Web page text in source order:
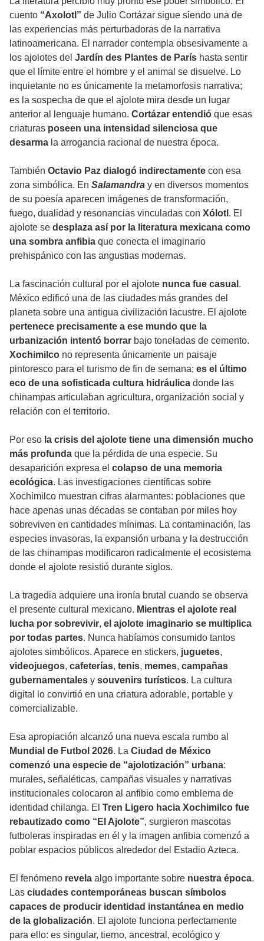
cuento “Axolotl” de Julio Cortázar sigue siendo una de
las experiencias más perturbadoras de la narrativa
latinoamericana. El narrador contempla obsesivamente a
los ajolotes del Jardín des Plantes de París hasta sentir
que el límite entre el hombre y el animal se disuelve. Lo
inquietante no es únicamente la metamorfosis narrativa;
es la sospecha de que el ajolote mira desde un lugar
anterior al lenguaje humano. Cortázar entendió que esas
criaturas poseen una intensidad silenciosa que
desarma la arrogancia racional de nuestra época.
También Octavio Paz dialogó indirectamente con esa
zona simbólica. En Salamandra y en diversos momentos
de su poesía aparecen imágenes de transformación,
fuego, dualidad y resonancias vinculadas con Xólotl . El
ajolote se desplaza así por la literatura mexicana como
una sombra anfibia que conecta el imaginario
prehispánico con las angustias modernas.
La fascinación cultural por el ajolote nunca fue casual .
México edificó una de las ciudades más grandes del
planeta sobre una antigua civilización lacustre. El ajolote
pertenece precisamente a ese mundo que la
urbanización intentó borrar bajo toneladas de cemento.
Xochimilco no representa únicamente un paisaje
pintoresco para el turismo de fin de semana; es el último
eco de una sofisticada cultura hidráulica donde las
chinampas articulaban agricultura, organización social y
relación con el territorio.
Por eso la crisis del ajolote tiene una dimensión mucho
más profunda que la pérdida de una especie. Su
desaparición expresa el colapso de una memoria
ecológica. Las investigaciones científicas sobre
Xochimilco muestran cifras alarmantes: poblaciones que
hace apenas unas décadas se contaban por miles hoy
sobreviven en cantidades mínimas. La contaminación, las
especies invasoras, la expansión urbana y la destrucción
de las chinampas modificaron radicalmente el ecosistema
donde el ajolote resistió durante siglos.
La tragedia adquiere una ironía brutal cuando se observa
el presente cultural mexicano. Mientras el ajolote real
lucha por sobrevivir, el ajolote imaginario se multiplica
por todas partes. Nunca habíamos consumido tantos
ajolotes simbólicos. Aparece en stickers, juguetes,
videojuegos, cafeterías, tenis, memes, campañas
gubernamentales y souvenirs turísticos. La cultura
digital lo convirtió en una criatura adorable, portable y
comercializable.
Esa apropiación alcanzó una nueva escala rumbo al
Mundial de Futbol 2026. La Ciudad de México
comenzó una especie de “ajolotización” urbana:
murales, señaléticas, campañas visuales y narrativas
institucionales colocaron al anfibio como emblema de
identidad chilanga. El Tren Ligero hacia Xochimilco fue
rebautizado como “El Ajolote”, surgieron mascotas
futboleras inspiradas en él y la imagen anfibia comenzó a
poblar espacios públicos alrededor del Estadio Azteca.
El fenómeno revela algo importante sobre nuestra época.
Las ciudades contemporáneas buscan símbolos
capaces de producir identidad instantánea en medio
de la globalización. El ajolote funciona perfectamente
para ello: es singular, tierno, ancestral, ecológico y